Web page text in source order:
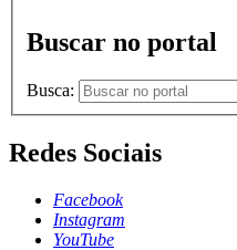
Buscar no portal
Busca:
Redes Sociais
Facebook
Instagram
YouTube